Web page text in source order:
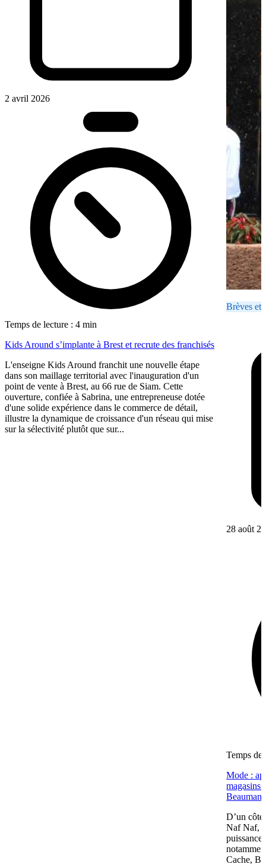
2 avril 2026
Temps de lecture : 4 min
Kids Around s’implante à Brest et recrute des franchisés
L'enseigne Kids Around franchit une nouvelle étape
dans son maillage territorial avec l'inauguration d'un
point de vente à Brest, au 66 rue de Siam. Cette
ouverture, confiée à Sabrina, une entrepreneuse dotée
d'une solide expérience dans le commerce de détail,
illustre la dynamique de croissance d'un réseau qui mise
sur la sélectivité plutôt que sur...
Brèves et
28 août
Temps de
Mode :
magasins
D’un
Naf Naf,
Cache,